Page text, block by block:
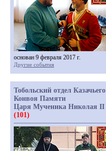
основан 9 февраля 2017 г.
Другие события
Тобольский отдел Казачьего
Конвоя Памяти
Царя Мученика Николая II
(101)